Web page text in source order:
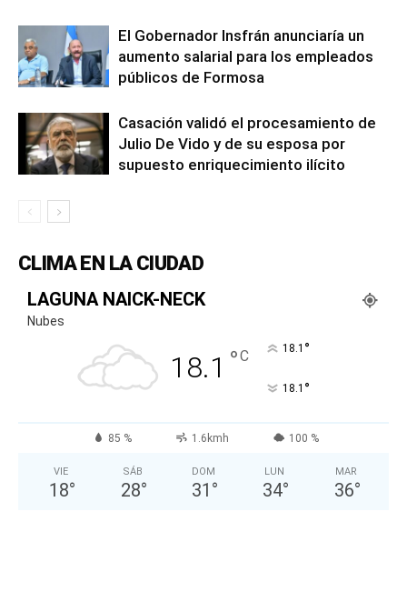
El Gobernador Insfrán anunciaría un
aumento salarial para los empleados
públicos de Formosa
Casación validó el procesamiento de
Julio De Vido y de su esposa por
supuesto enriquecimiento ilícito
CLIMA EN LA CIUDAD
LAGUNA NAICK-NECK
Nubes
18.1 °C 18.1 °
18.1 °
85 % 1.6kmh 100 %
VIE
18°
SÁB
28°
DOM
31 °
LUN
34°
MAR
36°